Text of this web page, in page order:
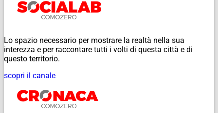
Lo spazio necessario per mostrare la realtà nella sua
interezza e per raccontare tutti i volti di questa città e di
questo territorio.
scopri il canale